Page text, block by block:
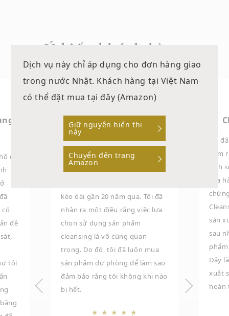
Ý kiến khách hàng
da
đề
tôi
Giải quyết nỗi phiền
muộn của 20 năm
Sau khi sử dụng Sản phẩm
Cleansing này thì tôi đã hoàn
kéo dài gần 20 năm qua. Tôi đã
nhận ra một điều rằng việc lựa
chọn sử dụng sản phẩm
cleansing là vô cùng quan
trọng. Do đó, tôi đã luôn mua
sản phẩm dự phòng để làm sao
đảm bảo rằng tôi không khi nào
bị hết.
★ ★ ★ ★ ★
Tôi
tình
của
sản
sau
Đây
xuất
hoàn
Dịch vụ này chỉ áp dụng cho đơn hàng giao
trong nước Nhật. Khách hàng tại Việt Nam
có thể đặt mua tại đây (Amazon)
Giữ nguyên hiển thị
này
Chuyển đến trang
Amazon